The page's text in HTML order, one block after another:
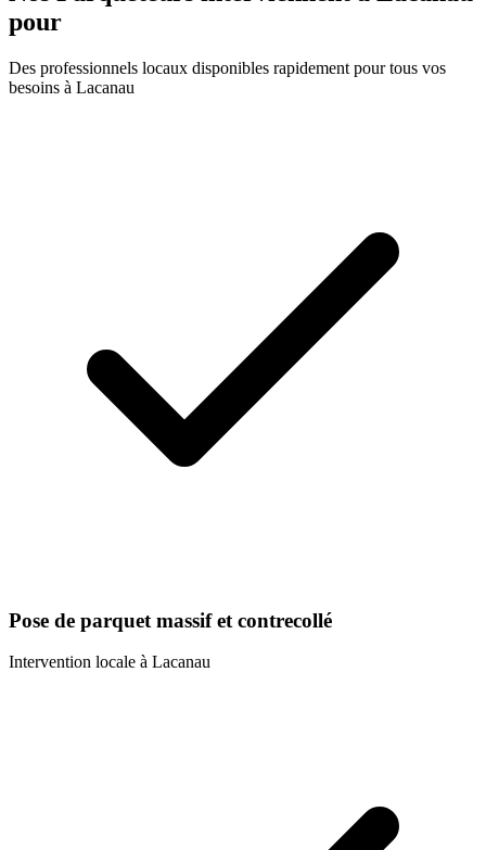
pour
Des professionnels locaux disponibles rapidement pour tous vos
besoins à Lacanau
Pose de parquet massif et contrecollé
Intervention locale à Lacanau